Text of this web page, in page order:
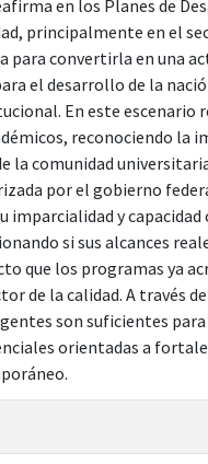
en los Planes de
principalmente en el
para convertirla en una
el desarrollo de la
En este escenario
reconociendo la
la comunidad
por el gobierno
imparcialidad y
si sus alcances
que los programas ya
de la calidad. A través
son suficientes
orientadas a